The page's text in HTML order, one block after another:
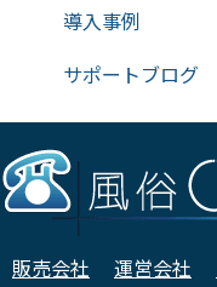
導入事例
サポートブログ
販売会社 運営会社